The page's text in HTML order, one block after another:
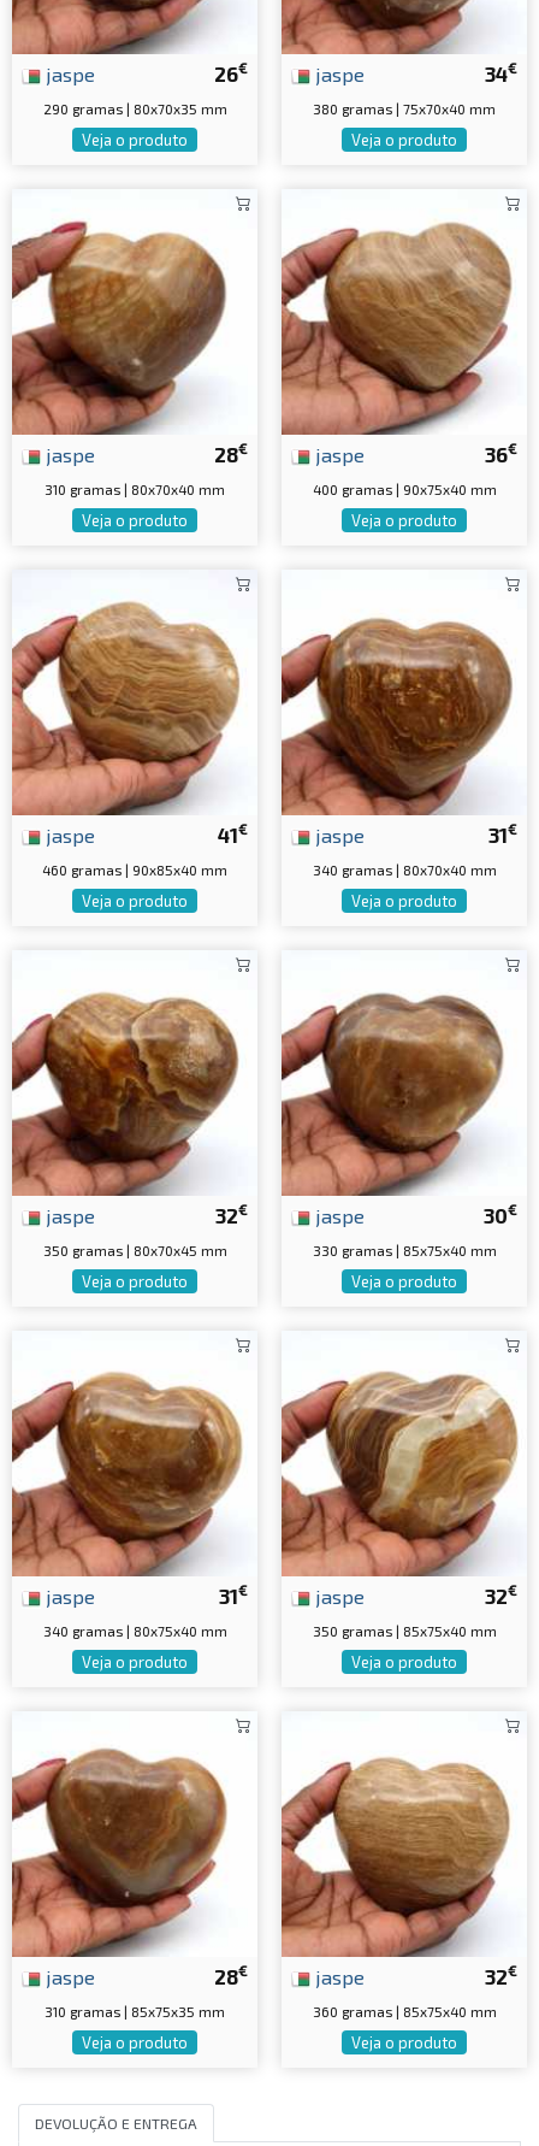
26€
jaspe
290 gramas | 80x70x35 mm
Veja o produto
34€
jaspe
380 gramas | 75x70x40 mm
Veja o produto
28€
jaspe
310 gramas | 80x70x40 mm
Veja o produto
36€
jaspe
400 gramas | 90x75x40 mm
Veja o produto
41€
jaspe
460 gramas | 90x85x40 mm
Veja o produto
31€
jaspe
340 gramas | 80x70x40 mm
Veja o produto
32€
jaspe
350 gramas | 80x70x45 mm
Veja o produto
30€
jaspe
330 gramas | 85x75x40 mm
Veja o produto
31€
jaspe
340 gramas | 80x75x40 mm
Veja o produto
32€
jaspe
350 gramas | 85x75x40 mm
Veja o produto
28€
jaspe
310 gramas | 85x75x35 mm
Veja o produto
32€
jaspe
360 gramas | 85x75x40 mm
Veja o produto
DEVOLUÇÃO E ENTREGA